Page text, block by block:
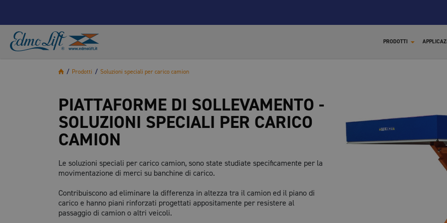
PRODOTTI
/ Prodotti / Soluzioni speciali per carico camion
PIATTAFORME DI SOLLEVAMENTO -
SOLUZIONI SPECIALI PER CARICO
CAMION
Le soluzioni speciali per carico camion, sono state studiate specificamente per la
movimentazione di merci su banchine di carico.
Contribuiscono ad eliminare la differenza in altezza tra il camion ed il piano di
carico e hanno piani rinforzati progettati appositamente per resistere al
passaggio di camion o altri veicoli.